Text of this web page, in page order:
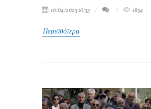
10/04/2023 10:33 1854
Περισσότερα